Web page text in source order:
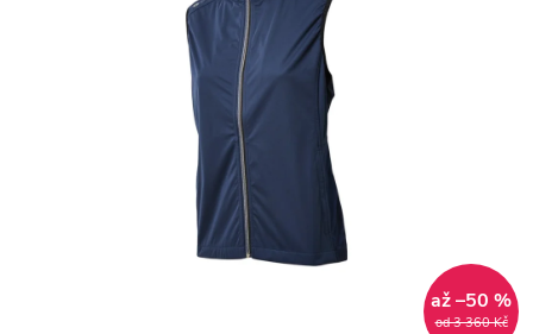
od 3 360 Kč
až –50 %